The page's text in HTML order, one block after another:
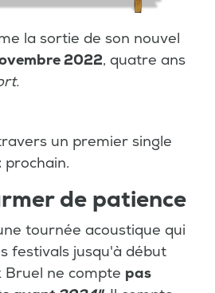
la sortie de son nouvel
2022, quatre ans
un premier single
prochain.
de patience
tournée acoustique qui
festivals jusqu'à début
ne compte pas